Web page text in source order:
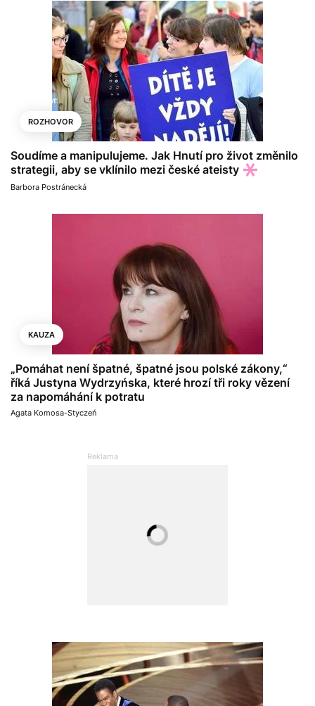
ROZHOVOR
Soudíme a manipulujeme. Jak Hnutí pro život změnilo
strategii, aby se vklínilo mezi české ateisty
Barbora Postránecká
KAUZA
„Pomáhat není špatné, špatné jsou polské zákony,“
říká Justyna Wydrzyńska, které hrozí tři roky vězení
za napomáhání k potratu
Agata Komosa-Styczeń